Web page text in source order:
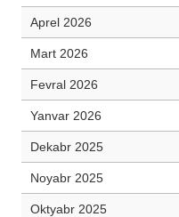
Aprel 2026
Mart 2026
Fevral 2026
Yanvar 2026
Dekabr 2025
Noyabr 2025
Oktyabr 2025